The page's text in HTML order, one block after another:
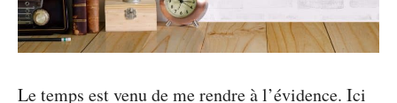
Le temps est venu de me rendre à l’évidence. Ici